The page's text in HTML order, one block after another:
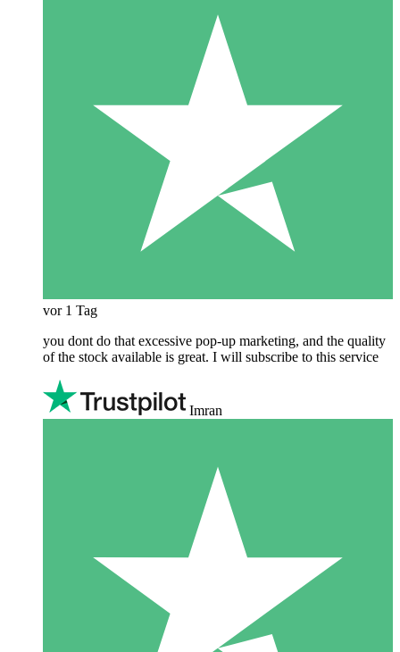
vor 1 Tag
you dont do that excessive pop-up marketing, and the quality
of the stock available is great. I will subscribe to this service
Imran